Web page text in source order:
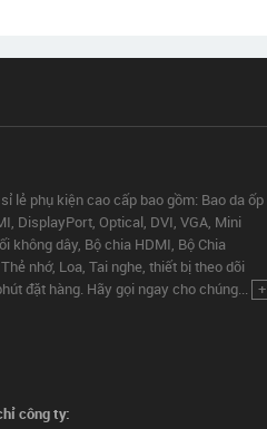
lẻ phụ kiện cao cấp bao gồm: Bao da ốp
DisplayPort, Optical, DVI, VGA, Mini
không dây, Bộ chia HDMI, Bộ Chia
nhớ, Loa, Tai nghe, thiết bị theo dõi
đặt hàng. Hãy gọi ngay cho chúng... +
công ty: